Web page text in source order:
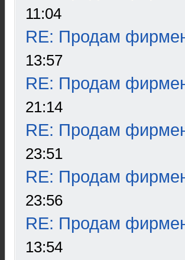
11:04
RE: Продам
13:57
RE: Продам
21:14
RE: Продам
23:51
RE: Продам
23:56
RE: Продам
13:54